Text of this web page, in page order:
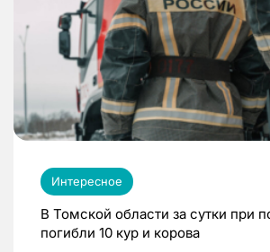
Интересное
В Томской области за сутки при
погибли 10 кур и корова